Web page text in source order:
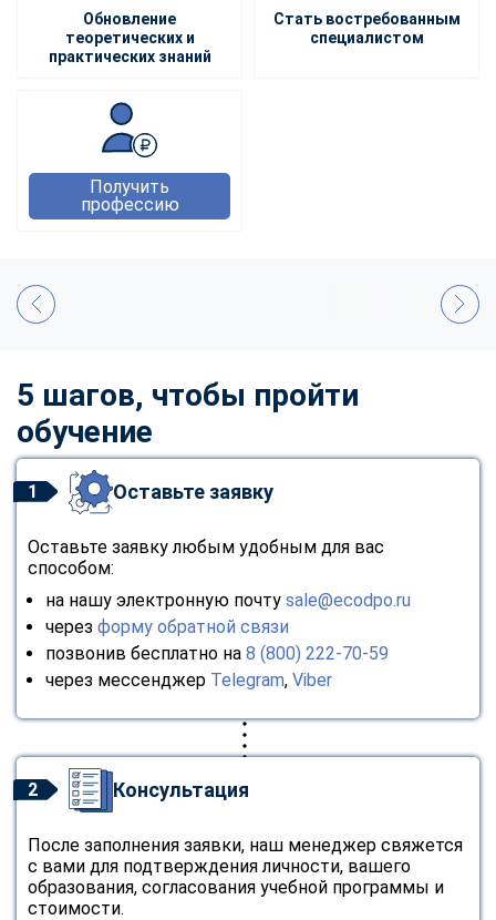
Обновление
теоретических и
практических знаний
Стать востребованным
специалистом
Получить
профессию
5 шагов, чтобы пройти
обучение
1 Оставьте заявку
Оставьте заявку любым удобным для вас
способом:
на нашу электронную почту sale@ecodpo.ru
через форму обратной связи
позвонив бесплатно на 8 (800) 222-70-59
через мессенджер Telegram, Viber
2 Консультация
После заполнения заявки, наш менеджер свяжется
с вами для подтверждения личности, вашего
образования, согласования учебной программы и
стоимости.